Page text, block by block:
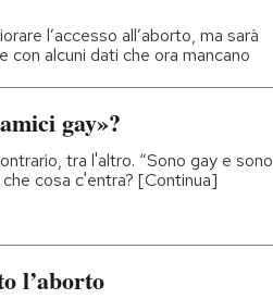
l’accesso all’aborto, ma sarà
con alcuni dati che ora mancano
gay»?
tra l'altro. “Sono gay e sono
cosa c'entra? [Continua]
l’aborto